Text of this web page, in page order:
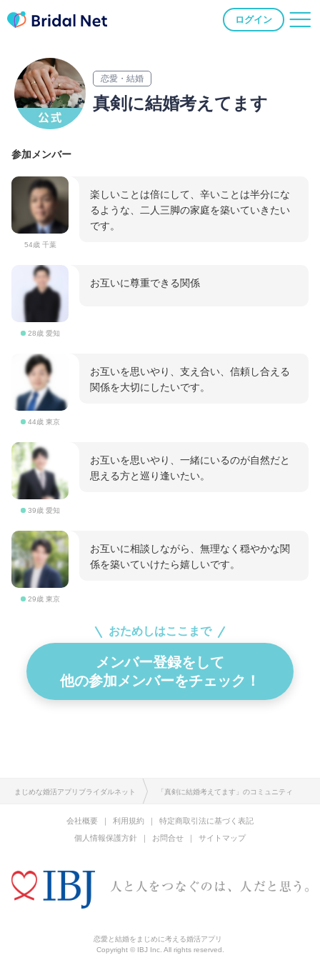
ログイン
恋愛・結婚
真剣に結婚考えてます
参加メンバー
54歳 千葉
楽しいことは倍にして、辛いことは半分にな
るような、二人三脚の家庭を築いていきたい
です。
28歳 愛知
お互いに尊重できる関係
44歳 東京
お互いを思いやり、支え合い、信頼し合える
関係を大切にしたいです。
39歳 愛知
お互いを思いやり、一緒にいるのが自然だと
思える方と巡り逢いたい。
29歳 東京
お互いに相談しながら、無理なく穏やかな関
係を築いていけたら嬉しいです。
おためしはここまで
メンバー登録をして
他の参加メンバーをチェック！
まじめな婚活アプリブライダルネット 「真剣に結婚考えてます」のコミュニティ
会社概要 利用規約
特定商取引法に基づく表記
個人情報保護方針
お問合せ サイトマップ
恋愛と結婚をまじめに考える婚活アプリ
Copyright © IBJ Inc. All rights reserved.